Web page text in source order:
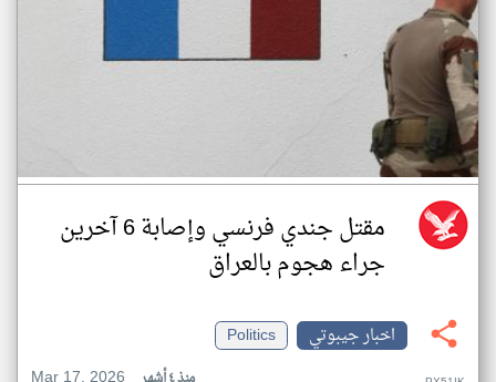
مقتل جندي فرنسي وإصابة 6 آخرين
جراء هجوم بالعراق
اخبار جيبوتي
Politics